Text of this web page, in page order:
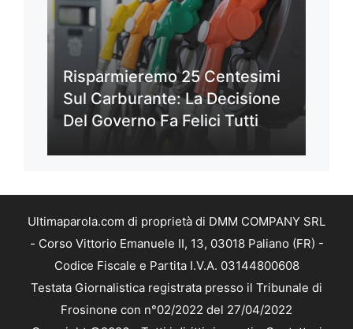
Risparmieremo 25 Centesimi
Sul Carburante: La Decisione
Del Governo Fa Felici Tutti
Ultimaparola.com di proprietà di DMM COMPANY SRL
- Corso Vittorio Emanuele II, 13, 03018 Paliano (FR) -
Codice Fiscale e Partita I.V.A. 03144800608
Testata Giornalistica registrata presso il Tribunale di
Frosinone con n°02/2022 del 27/04/2022